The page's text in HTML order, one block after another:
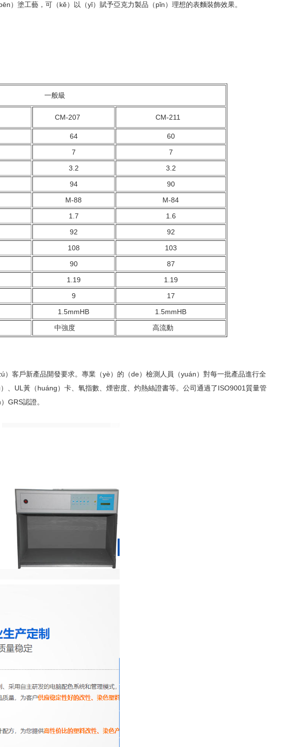
）塗工藝，可（kě）以（yǐ）賦予亞克力製品（pǐn）理想的表麵裝飾效果。
一般級
CM-207 CM-211
64
60
7
7
3.2
3.2
94
90
M-88
M-84
1.7
1.6
92
92
108
103
90
87
1.19
1.19
9
17
1.5mmHB
1.5mmHB
中強度 高流動
客戶新產品開發要求。專業（yè）的（de）檢測人員（yuán）對每一批產品進行全
、 UL 黃（huáng）卡、氧指數、煙密度、灼熱絲證書等。 公司通過了ISO9001質量管
GRS認證。